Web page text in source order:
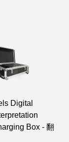
Digital
Box - 翻